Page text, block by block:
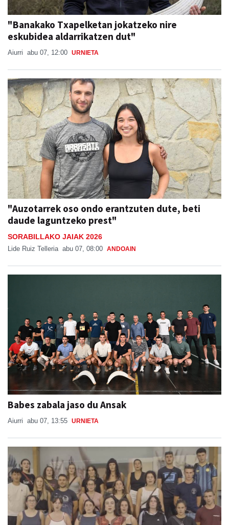
"Banakako Txapelketan jokatzeko nire
eskubidea aldarrikatzen dut"
Aiurri abu 07, 12:00 URNIETA
"Auzotarrek oso ondo erantzuten dute, beti
daude laguntzeko prest"
SORABILLAKO JAIAK 2026
Lide Ruiz Telleria abu 07, 08:00 ANDOAIN
Babes zabala jaso du Ansak
Aiurri abu 07, 13:55 URNIETA